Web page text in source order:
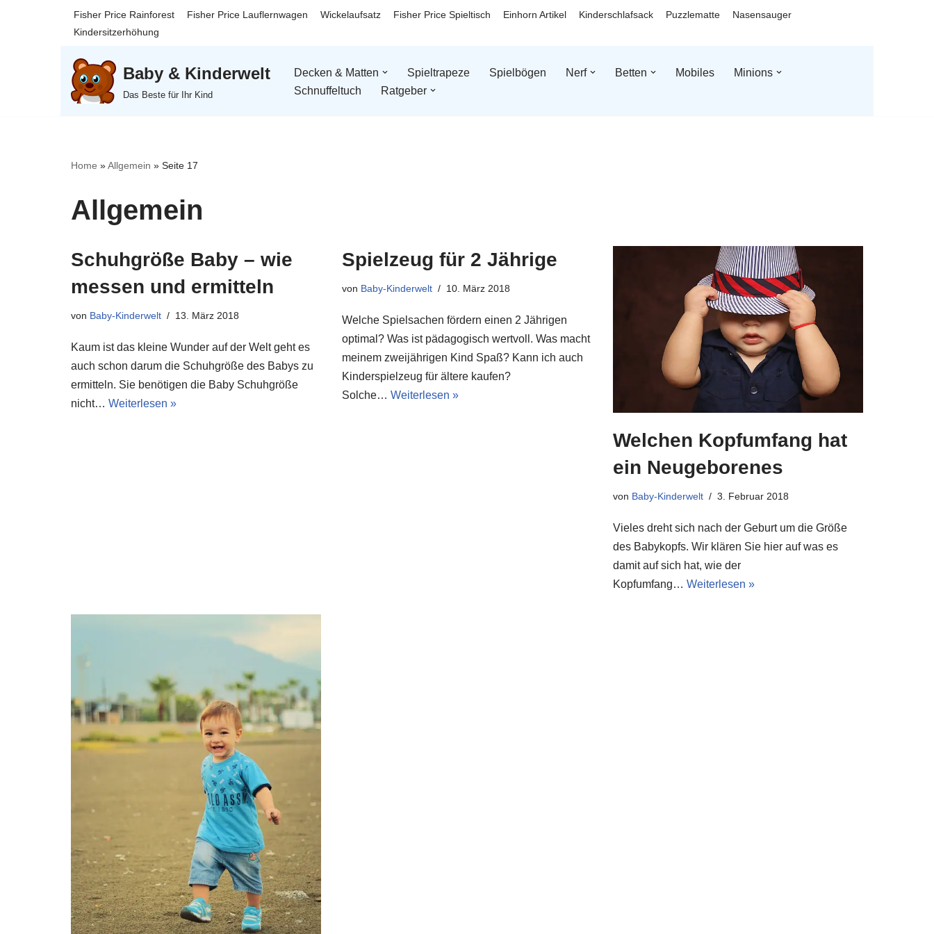
Fisher Price Rainforest Fisher Price Lauflernwagen Wickelaufsatz Fisher Price Spieltisch Einhorn Artikel Kinderschlafsack Puzzlematte
Nasensauger
Kindersitzerhöhung
Baby & Kinderwelt
Das Beste für Ihr Kind
Decken & Matten Spieltrapeze Spielbögen Nerf Betten Mobiles
Minions
Schnuffeltuch
Ratgeber
Home »Allgemein » Seite 17
Allgemein
Schuhgröße Baby – wie
messen und ermitteln
von Baby-Kinderwelt 13. März 2018
Kaum ist das kleine Wunder auf der Welt geht es
auch schon darum die Schuhgröße des Babys zu
ermitteln. Sie benötigen die Baby Schuhgröße
nicht… Weiterlesen »
Spielzeug für 2 Jährige
von Baby-Kinderwelt 10. März 2018
Welche Spielsachen fördern einen 2 Jährigen
optimal? Was ist pädagogisch wertvoll. Was macht
meinem zweijährigen Kind Spaß? Kann ich auch
Kinderspielzeug für ältere kaufen?
Solche… Weiterlesen »
Welchen Kopfumfang hat
ein Neugeborenes
von Baby-Kinderwelt 3. Februar 2018
Vieles dreht sich nach der Geburt um die Größe
des Babykopfs. Wir klären Sie hier auf was es
damit auf sich hat, wie der
Kopfumfang… Weiterlesen »